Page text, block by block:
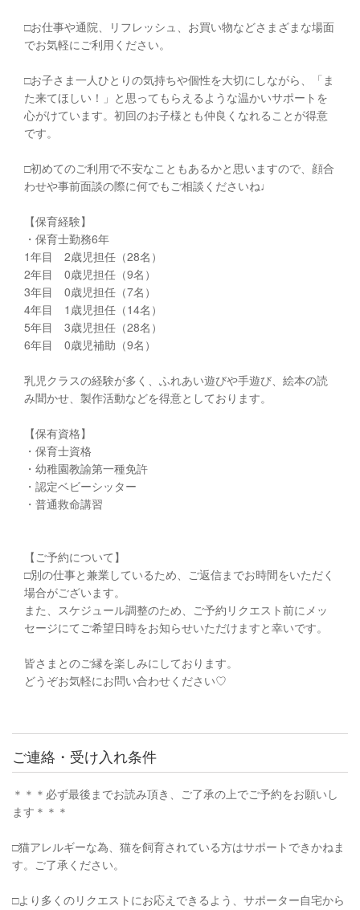
□︎お仕事や通院、リフレッシュ、お買い物などさまざまな場面
でお気軽にご利用ください。
□︎お子さま一人ひとりの気持ちや個性を大切にしながら、「ま
た来てほしい！」と思ってもらえるような温かいサポートを
心がけています。初回のお子様とも仲良くなれることが得意
です。
□︎初めてのご利用で不安なこともあるかと思いますので、顔合
わせや事前面談の際に何でもご相談くださいね♩
【保育経験】
・保育士勤務6年
1年目 2歳児担任（28名）
2年目 0歳児担任（9名）
3年目 0歳児担任（7名）
4年目 1歳児担任（14名）
5年目 3歳児担任（28名）
6年目 0歳児補助（9名）
乳児クラスの経験が多く、ふれあい遊びや手遊び、絵本の読
み聞かせ、製作活動などを得意としております。
【保有資格】
・保育士資格
・幼稚園教諭第一種免許
・認定ベビーシッター
・普通救命講習
【ご予約について】
□︎別の仕事と兼業しているため、ご返信までお時間をいただく
場合がございます。
また、スケジュール調整のため、ご予約リクエスト前にメッ
セージにてご希望日時をお知らせいただけますと幸いです。
皆さまとのご縁を楽しみにしております。
どうぞお気軽にお問い合わせください♡
ご連絡・受け入れ条件
＊＊＊必ず最後までお読み頂き、ご了承の上でご予約をお願いし
ます＊＊＊
□︎猫アレルギーな為、猫を飼育されている方はサポートできかねま
す。ご了承ください。
□︎より多くのリクエストにお応えできるよう、サポーター自宅から